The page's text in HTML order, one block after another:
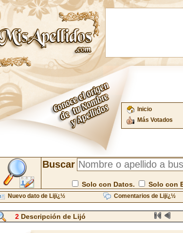
Inicio
Más Votados
Buscar
Solo con Datos. Solo con
Nuevo dato de Lijï¿½ Comentarios de Lijï¿½
2Descripción de Lijó